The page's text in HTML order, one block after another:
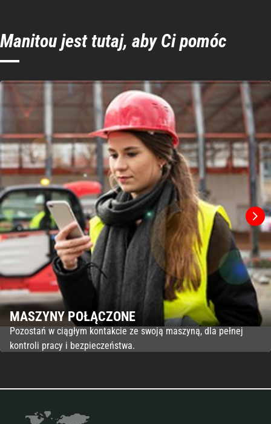
Manitou jest tutaj, aby Ci pomóc
MASZYNY POŁĄCZONE
Pozostań w ciągłym kontakcie ze swoją maszyną, dla pełnej
kontroli pracy i bezpieczeństwa.